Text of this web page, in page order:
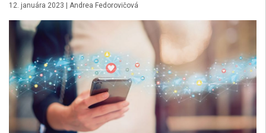
12. januára 2023 Andrea Fedorovičová